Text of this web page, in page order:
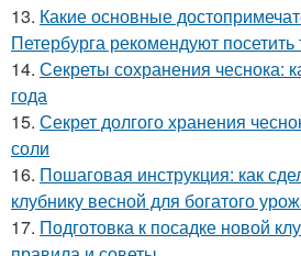
13. Какие основные
Петербурга рекомендуют посетить
14. Секреты сохранения чеснока:
года
15. Секрет долгого хранения
соли
16. Пошаговая инструкция: как
клубнику весной для богатого
17. Подготовка к посадке новой